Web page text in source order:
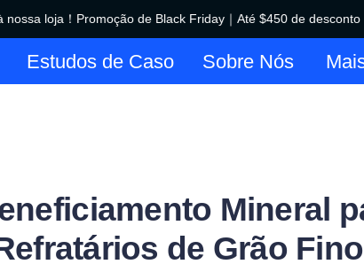
loja！Promoção de Black Friday｜Até $450 de desconto！
Bem-vindo à nossa loja！
Estudos de Caso Sobre Nós
Mineral
de Grão Fino